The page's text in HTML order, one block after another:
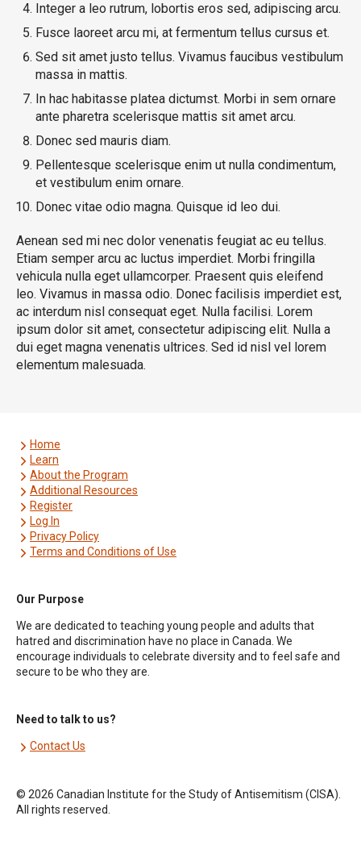
Integer a leo rutrum, lobortis eros sed, adipiscing arcu.
Fusce laoreet arcu mi, at fermentum tellus cursus et.
Sed sit amet justo tellus. Vivamus faucibus vestibulum
massa in mattis.
In hac habitasse platea dictumst. Morbi in sem ornare
ante pharetra scelerisque mattis sit amet arcu.
Donec sed mauris diam.
Pellentesque scelerisque enim ut nulla condimentum,
et vestibulum enim ornare.
Donec vitae odio magna. Quisque id leo dui.
Aenean sed mi nec dolor venenatis feugiat ac eu tellus.
Etiam semper arcu ac luctus imperdiet. Morbi fringilla
vehicula nulla eget ullamcorper. Praesent quis eleifend
leo. Vivamus in massa odio. Donec facilisis imperdiet est,
ac interdum nisl consequat eget. Nulla facilisi. Lorem
ipsum dolor sit amet, consectetur adipiscing elit. Nulla a
dui eget magna venenatis ultrices. Sed id nisl vel lorem
elementum malesuada.
Home
Learn
About the Program
Additional Resources
Register
Log In
Privacy Policy
Terms and Conditions of Use
Our Purpose
We are dedicated to teaching young people and adults that
hatred and discrimination have no place in Canada. We
encourage individuals to celebrate diversity and to feel safe and
secure to be who they are.
Need to talk to us?
Contact Us
© 2026 Canadian Institute for the Study of Antisemitism (CISA).
All rights reserved.